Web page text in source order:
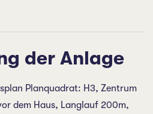
der Anlage
Planquadrat: H3, Zentrum
dem Haus, Langlauf 200m,